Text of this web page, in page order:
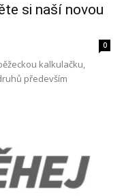
si naší novou
0
kalkulačku,
především